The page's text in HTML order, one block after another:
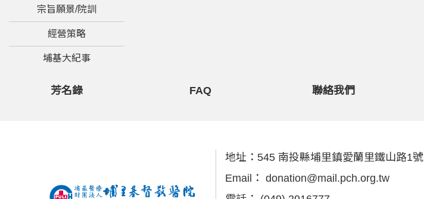
宗旨願景/院訓
經營策略
埔基大紀事
芳名錄 FAQ 聯絡我們
地址： 545 南投縣埔里鎮愛蘭里鐵山路1號
Email： donation@mail.pch.org.tw